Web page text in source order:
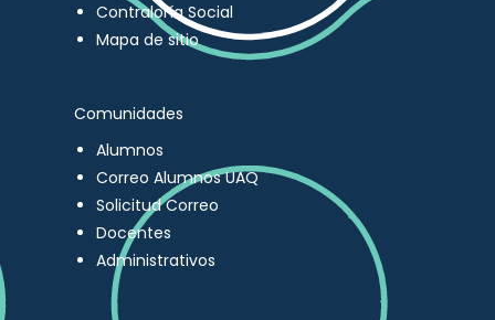
Contraloría Social
Mapa de sitio
Comunidades
Alumnos
Correo Alumnos UAQ
Solicitud Correo
Docentes
Administrativos